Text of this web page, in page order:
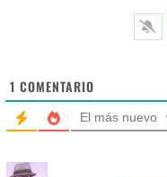
1 COMENTARIO
El más nuevo